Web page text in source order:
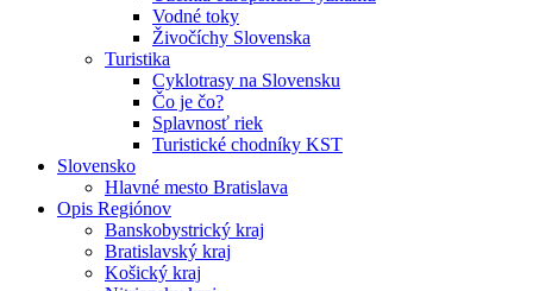
Vodné toky
Živočíchy Slovenska
Turistika
Cyklotrasy na Slovensku
Čo je čo?
Splavnosť riek
Turistické chodníky KST
Slovensko
Hlavné mesto Bratislava
Opis Regiónov
Banskobystrický kraj
Bratislavský kraj
Košický kraj